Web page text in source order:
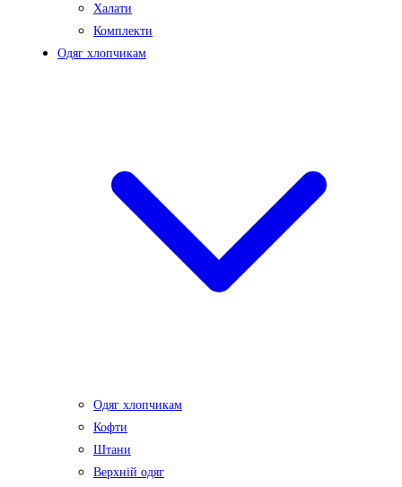
Халати
Комплекти
Одяг хлопчикам
Одяг хлопчикам
Кофти
Штани
Верхній одяг